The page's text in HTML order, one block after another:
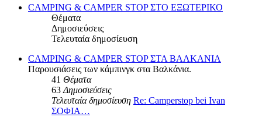
CAMPING & CAMPER STOP ΣΤΟ ΕΞΩΤΕΡΙΚΟ
Θέματα
Δημοσιεύσεις
Τελευταία δημοσίευση
CAMPING & CAMPER STOP ΣΤΑ ΒΑΛΚΑΝΙΑ
Παρουσιάσεις των κάμπινγκ στα Βαλκάνια.
41 Θέματα
63Δημοσιεύσεις
Τελευταία δημοσίευση Re: Camperstop bei Ivan
ΣΟΦΙΑ…